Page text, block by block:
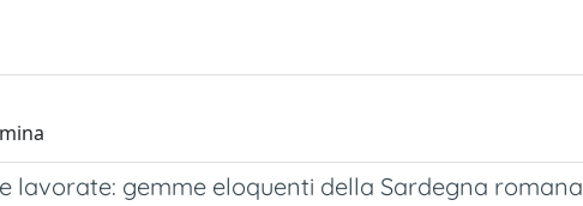
lavorate: gemme eloquenti della Sardegna romana